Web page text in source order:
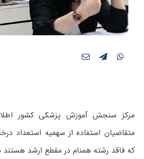
مرکز سنجش آموزش پزشکی کشور
متقاضیان استفاده از سهمیه استعداد
که فاقد رشته همنام در مقطع ارشد هستند